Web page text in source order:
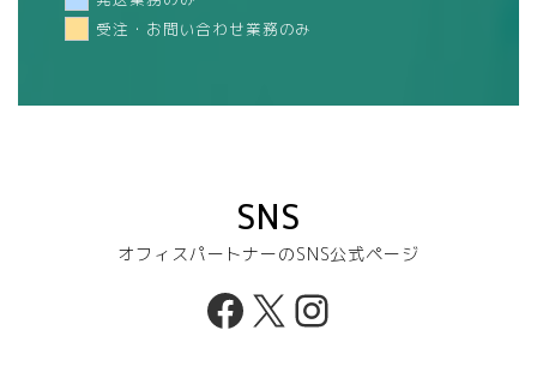
受注・お問い合わせ業務のみ
SNS
オフィスパートナーのSNS公式ページ
Facebook
X Instagram